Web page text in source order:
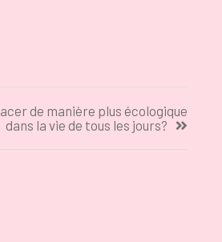
de manière plus écologique
dans la vie de tous les jours?